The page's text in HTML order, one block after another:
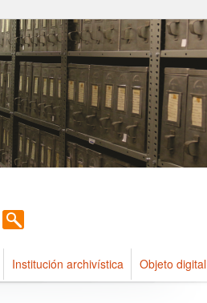
Institución archivística Objeto digital